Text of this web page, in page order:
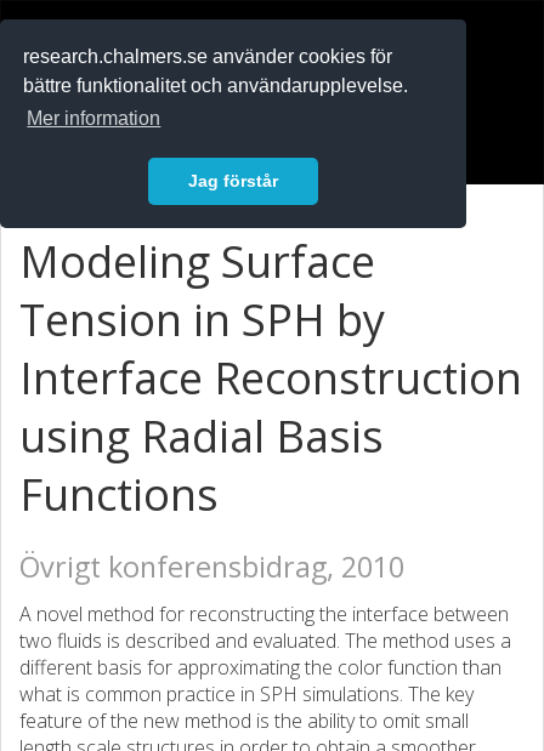
research.chalmers.se använder cookies för
bättre funktionalitet och användarupplevelse.
Mer information
Jag förstår
Modeling Surface
Tension in SPH by
Interface Reconstruction
using Radial Basis
Functions
Övrigt konferensbidrag, 2010
A novel method for reconstructing the interface between
two fluids is described and evaluated. The method uses a
different basis for approximating the color function than
what is common practice in SPH simulations. The key
feature of the new method is the ability to omit small